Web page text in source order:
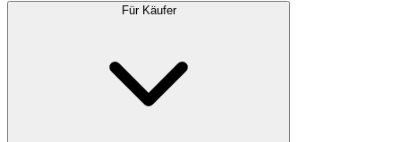
Für Käufer